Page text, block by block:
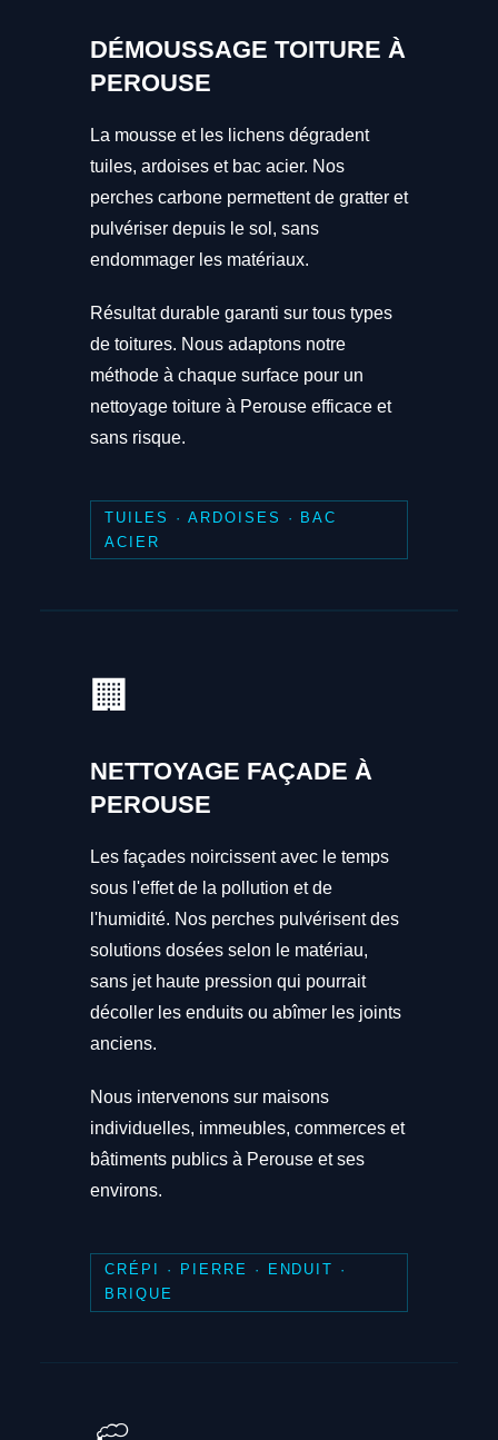
DÉMOUSSAGE TOITURE À
PEROUSE
La mousse et les lichens dégradent
tuiles, ardoises et bac acier. Nos
perches carbone permettent de gratter et
pulvériser depuis le sol, sans
endommager les matériaux.
Résultat durable garanti sur tous types
de toitures. Nous adaptons notre
méthode à chaque surface pour un
nettoyage toiture à Perouse efficace et
sans risque.
TUILES · ARDOISES · BAC
ACIER
🏢
NETTOYAGE FAÇADE À
PEROUSE
Les façades noircissent avec le temps
sous l'effet de la pollution et de
l'humidité. Nos perches pulvérisent des
solutions dosées selon le matériau,
sans jet haute pression qui pourrait
décoller les enduits ou abîmer les joints
anciens.
Nous intervenons sur maisons
individuelles, immeubles, commerces et
bâtiments publics à Perouse et ses
environs.
CRÉPI · PIERRE · ENDUIT ·
BRIQUE